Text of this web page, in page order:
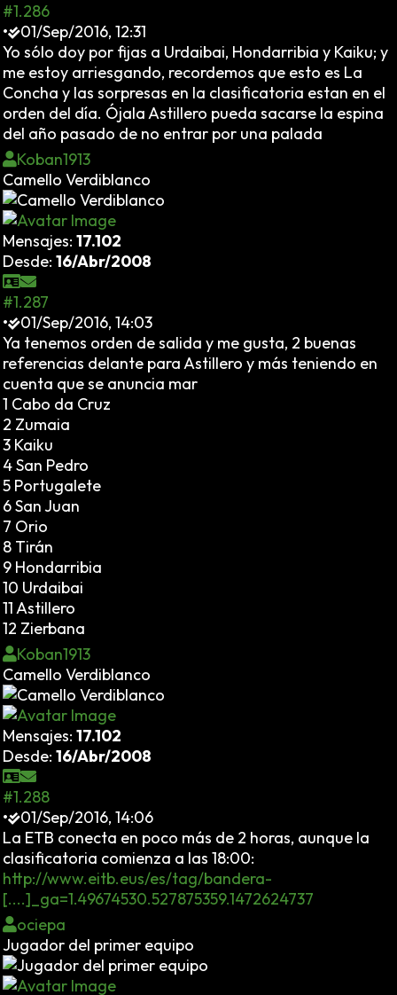
#1.286
•
01/Sep/2016, 12:31
Yo sólo doy por fijas a Urdaibai, Hondarribia y Kaiku; y
me estoy arriesgando, recordemos que esto es La
Concha y las sorpresas en la clasificatoria estan en el
orden del día. Ójala Astillero pueda sacarse la espina
del año pasado de no entrar por una palada
Koban1913
Camello Verdiblanco
Mensajes: 17.102
Desde: 16/Abr/2008
#1.287
•
01/Sep/2016, 14:03
Ya tenemos orden de salida y me gusta, 2 buenas
referencias delante para Astillero y más teniendo en
cuenta que se anuncia mar
1 Cabo da Cruz
2 Zumaia
3 Kaiku
4 San Pedro
5 Portugalete
6 San Juan
7 Orio
8 Tirán
9 Hondarribia
10 Urdaibai
11 Astillero
12 Zierbana
Koban1913
Camello Verdiblanco
Mensajes: 17.102
Desde: 16/Abr/2008
#1.288
•
01/Sep/2016, 14:06
La ETB conecta en poco más de 2 horas, aunque la
clasificatoria comienza a las 18:00:
http://www.eitb.eus/es/tag/bandera-
[....]_ga=1.49674530.527875359.1472624737
ociepa
Jugador del primer equipo